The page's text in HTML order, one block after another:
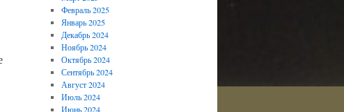
Февраль 2025
Январь 2025
Декабрь 2024
Ноябрь 2024
Октябрь 2024
Сентябрь 2024
Август 2024
Июль 2024
Июнь 2024